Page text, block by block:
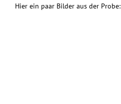
Hier ein paar Bilder aus der Probe: